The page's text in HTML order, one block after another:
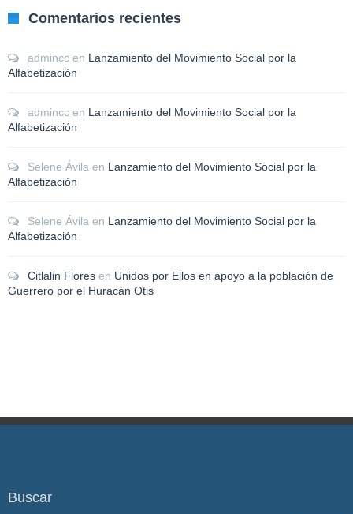
Comentarios recientes
admincc en Lanzamiento del Movimiento Social por la
Alfabetización
admincc en Lanzamiento del Movimiento Social por la
Alfabetización
Selene Ávila en Lanzamiento del Movimiento Social por la
Alfabetización
Selene Ávila en Lanzamiento del Movimiento Social por la
Alfabetización
Citlalin Flores en Unidos por Ellos en apoyo a la población de
Guerrero por el Huracán Otis
Buscar